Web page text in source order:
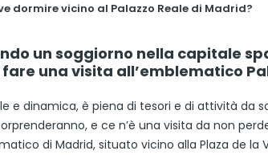
dormire vicino al Palazzo Reale di Madrid?
un soggiorno nella capitale
una visita all’emblematico
e dinamica, è piena di tesori e di attività da
e ce n’è una visita da non
di Madrid, situato vicino alla Plaza de la